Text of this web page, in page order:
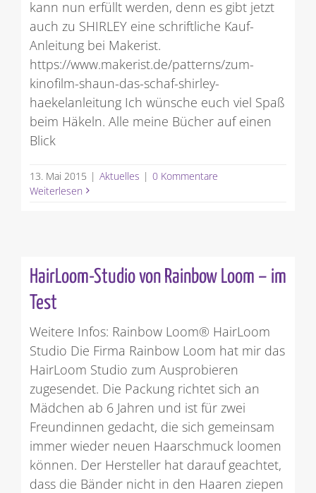
kann nun erfüllt werden, denn es gibt jetzt
auch zu SHIRLEY eine schriftliche Kauf-
Anleitung bei Makerist.
https://www.makerist.de/patterns/zum-
kinofilm-shaun-das-schaf-shirley-
haekelanleitung Ich wünsche euch viel Spaß
beim Häkeln. Alle meine Bücher auf einen
Blick
13. Mai 2015 | Aktuelles | 0 Kommentare
Weiterlesen
HairLoom-Studio von Rainbow Loom – im
Test
Weitere Infos: Rainbow Loom® HairLoom
Studio Die Firma Rainbow Loom hat mir das
HairLoom Studio zum Ausprobieren
zugesendet. Die Packung richtet sich an
Mädchen ab 6 Jahren und ist für zwei
Freundinnen gedacht, die sich gemeinsam
immer wieder neuen Haarschmuck loomen
können. Der Hersteller hat darauf geachtet,
dass die Bänder nicht in den Haaren ziepen